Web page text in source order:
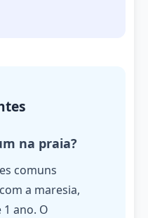
na praia?
comuns
a maresia,
ano. O